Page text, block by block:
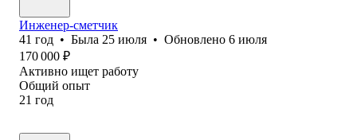
Инженер-сметчик
41 год • Была 25 июля • Обновлено 6 июля
170 000 ₽
Активно ищет работу
Общий опыт
21 год